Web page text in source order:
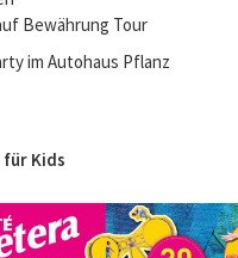
Bewährung Tour
im Autohaus Pflanz
für Kids